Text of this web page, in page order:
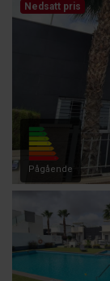
Nedsatt pris
Pågående